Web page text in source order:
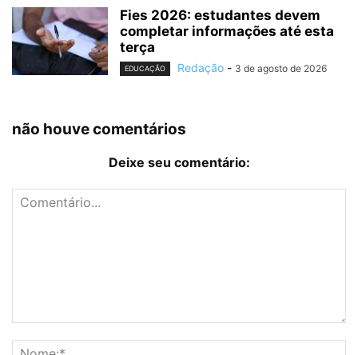
Fies 2026: estudantes devem
completar informações até esta
terça
EDUCAÇÃO Redação - 3 de agosto de 2026
não houve comentários
Deixe seu comentário: